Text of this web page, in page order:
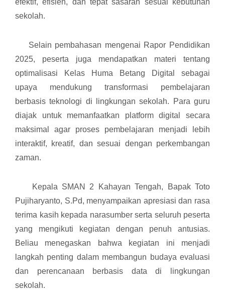
efektif, efisien, dan tepat sasaran sesuai kebutuhan
sekolah.
Selain pembahasan mengenai Rapor Pendidikan
2025, peserta juga mendapatkan materi tentang
optimalisasi Kelas Huma Betang Digital sebagai
upaya mendukung transformasi pembelajaran
berbasis teknologi di lingkungan sekolah. Para guru
diajak untuk memanfaatkan platform digital secara
maksimal agar proses pembelajaran menjadi lebih
interaktif, kreatif, dan sesuai dengan perkembangan
zaman.
Kepala SMAN 2 Kahayan Tengah, Bapak Toto
Pujiharyanto, S.Pd, menyampaikan apresiasi dan rasa
terima kasih kepada narasumber serta seluruh peserta
yang mengikuti kegiatan dengan penuh antusias.
Beliau menegaskan bahwa kegiatan ini menjadi
langkah penting dalam membangun budaya evaluasi
dan perencanaan berbasis data di lingkungan
sekolah.